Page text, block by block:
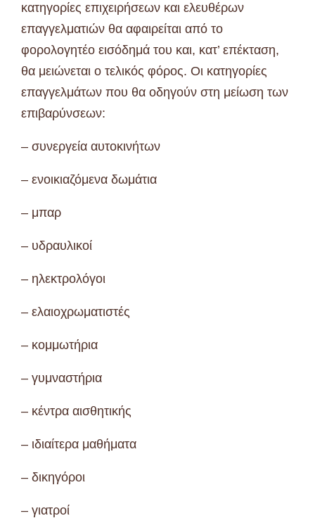
κατηγορίες επιχειρήσεων και ελευθέρων
επαγγελματιών θα αφαιρείται από το
φορολογητέο εισόδημά του και, κατ’ επέκταση,
θα μειώνεται ο τελικός φόρος. Οι κατηγορίες
επαγγελμάτων που θα οδηγούν στη μείωση των
επιβαρύνσεων:
– συνεργεία αυτοκινήτων
– ενοικιαζόμενα δωμάτια
– μπαρ
– υδραυλικοί
– ηλεκτρολόγοι
– ελαιοχρωματιστές
– κομμωτήρια
– γυμναστήρια
– κέντρα αισθητικής
– ιδιαίτερα μαθήματα
– δικηγόροι
– γιατροί